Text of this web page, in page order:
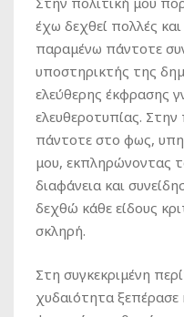
έχω δεχθεί πολλές και
παραμένω πάντοτε
υποστηρικτής της
ελεύθερης έκφρασης
ελευθεροτυπίας. Στην
πάντοτε στο φως,
μου, εκπληρώνοντας
διαφάνεια και
δεχθώ κάθε είδους
σκληρή.
Στη συγκεκριμένη
χυδαιότητα